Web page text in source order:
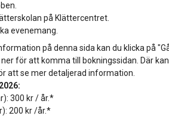
på Klättercentret.
evenemang.
på denna sida kan du klicka på
för att komma till bokningssidan. Där
att se mer detaljerad information.
300 kr / år.*
200 kr /år.*